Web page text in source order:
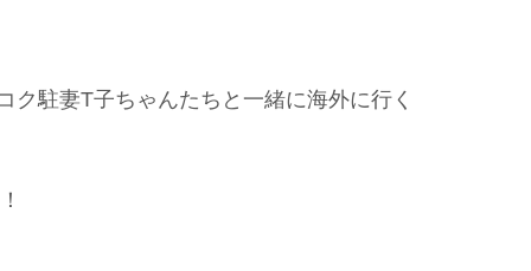
駐妻T子ちゃんたちと一緒に海外に行く